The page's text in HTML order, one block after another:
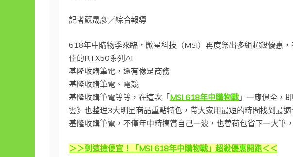
記者蘇晟彥／綜合報導
618年中購物季來臨，微星科技（MSI）再度祭出多組超殺優惠
佳的RTX50系列AI
基隆收購筆電，還有像是商務
基隆收購筆電、電競
基隆收購筆電等等，在這次「 MSI 618年中購物戰」一應俱全，
雲》也整理3大明星商品重點特色，帶大家用最短的時間找到最適
基隆收購筆電，不僅年中時犒賞自己一波，也替荷包省下一大筆
＞＞到這撿便宜！「MSI 618年中購物戰」超殺優惠開跑＜＜